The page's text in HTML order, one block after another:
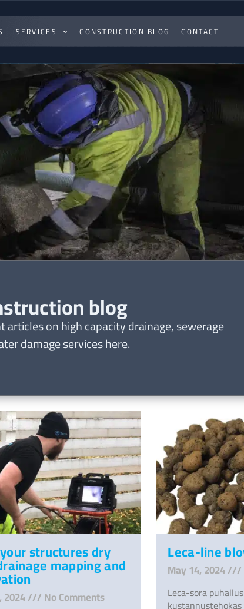
SERVICES CONSTRUCTION BLOG CONTACT
blog
on high capacity drainage, sewerage
damage services here.
structures dry
mapping and
2024 No Comments
Leca-line
May 14, 2024
Leca-sora